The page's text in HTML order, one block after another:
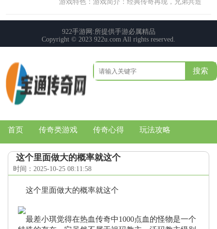
搜索
首页 传奇类游戏 传奇心得 玩法攻略
这个里面做大的概率就这个
时间：2025-10-25 08:11:58
这个里面做大的概率就这个
最差小琪觉得在热血传奇中1000点血的怪物是一个